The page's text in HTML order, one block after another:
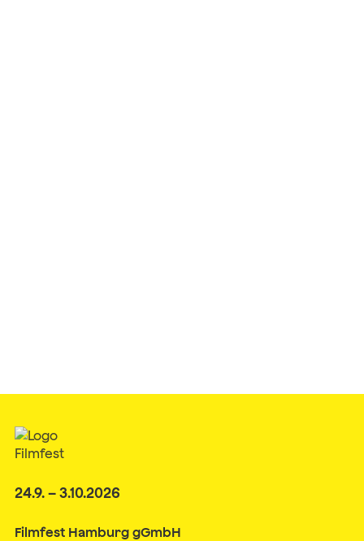
24.9. – 3.10.2026
Filmfest Hamburg gGmbH